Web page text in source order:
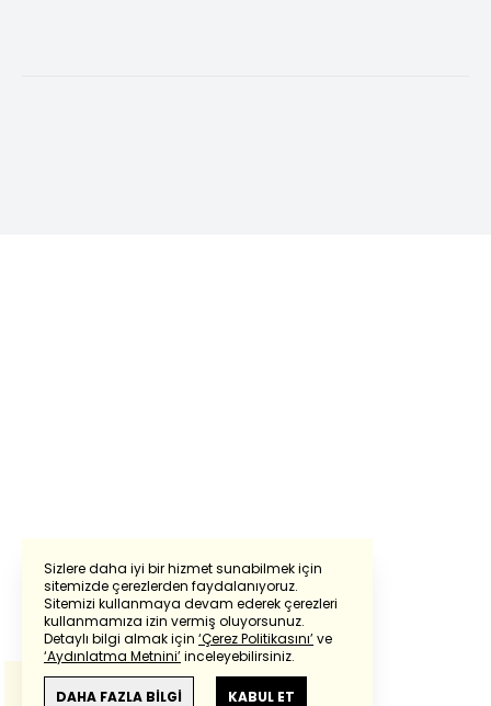
Sizlere daha iyi bir hizmet sunabilmek için
sitemizde çerezlerden faydalanıyoruz.
Sitemizi kullanmaya devam ederek çerezleri
kullanmamıza izin vermiş oluyorsunuz.
Detaylı bilgi almak için ‘Çerez Politikasını’ve
‘Aydınlatma Metnini’inceleyebilirsiniz.
DAHA FAZLA BİLGİ KABUL ET
Powered by Translate
Bu çevirideGoogle Transletekullanılmıştır.
Anlam ve çeviri hatalarından
haberturk.com